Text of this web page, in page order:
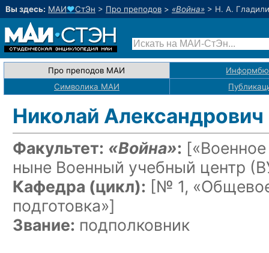
Вы здесь: МАИ♥СтЭн > Про преподов > «Война» > Н. А.
Про преподов МАИ
Символика МАИ
Николай Александрович
Факультет: «Война»:
ныне Военный учебный центр
Кафедра (цикл): [№ 1,
подготовка»]
Звание: подполковник